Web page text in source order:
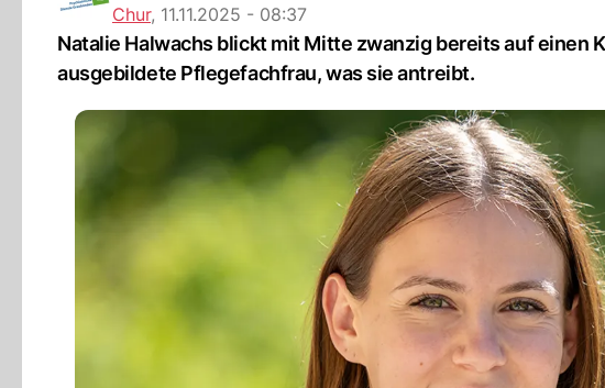
Chur, 11.11.2025 - 08:37
Natalie Halwachs blickt mit Mitte zwanzig bereits auf einen
ausgebildete Pflegefachfrau, was sie antreibt.